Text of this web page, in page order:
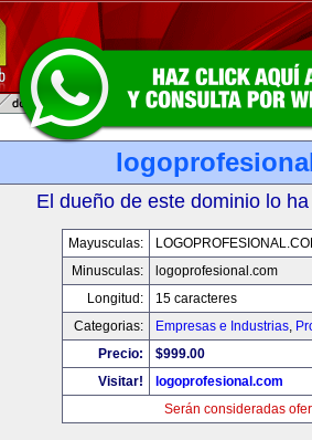
El dueño de este dominio lo
Mayusculas:
Minusculas:
logoprofesional.com
Longitud:
15 caracteres
Categorias:
Empresas e Industrias,
Precio:
$999.00
Visitar!
logoprofesional.com
Serán consideradas